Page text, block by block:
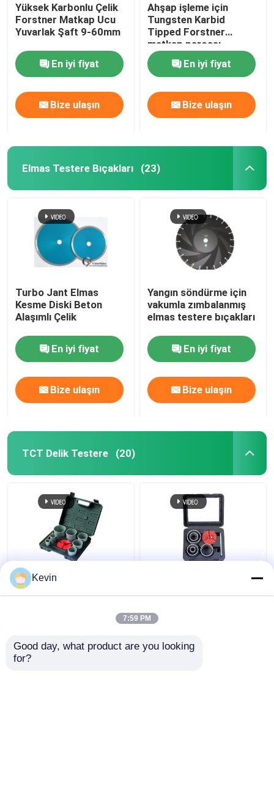
Yüksek Karbonlu Çelik
Forstner Matkap Ucu
Yuvarlak Şaft 9-60mm
En iyi fiyat
Bize ulaşın
Ahşap işleme için
Tungsten Karbid
Tipped Forstner
matkap parçası
En iyi fiyat
Bize ulaşın
Elmas Testere Bıçakları (23)
Turbo Jant Elmas
Kesme Diski Beton
Alaşımlı Çelik
En iyi fiyat
Bize ulaşın
Yangın söndürme için
vakumla zımbalanmış
elmas testere bıçakları
En iyi fiyat
Bize ulaşın
TCT Delik Testere (20)
9'lu Tungsten Karbür
Uçlu Delik Testere Seti
7pcs Tungsten Karbür
Kevin
7:59 PM
Good day, what product are you looking
for?